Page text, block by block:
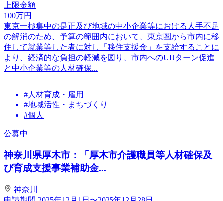
上限金額
100万円
東京一極集中の是正及び地域の中小企業等における人手不足
の解消のため、予算の範囲内において、東京圏から市内に移
住して就業等した者に対し「移住支援金」を支給することに
より、経済的な負担の軽減を図り、市内へのUIJターン促進
と中小企業等の人材確保...
#人材育成・雇用
#地域活性・まちづくり
#個人
公募中
神奈川県厚木市：「厚木市介護職員等人材確保及
び育成支援事業補助金...
神奈川